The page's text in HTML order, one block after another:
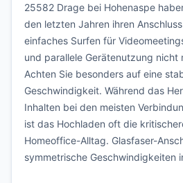
25582 Drage bei Hohenaspe
den letzten Jahren ihren
einfaches Surfen für
und parallele Gerätenutzung nicht
Achten Sie besonders auf eine
Geschwindigkeit. Während das
Inhalten bei den meisten
ist das Hochladen oft die
Homeoffice-Alltag. Glasfaser-
symmetrische Geschwindigkeiten